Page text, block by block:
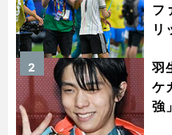
フ
リ
羽
ケ
強
2